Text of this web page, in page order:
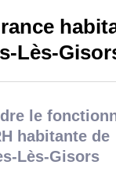
Lès-
le
habitante de
Lès-Gisors